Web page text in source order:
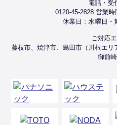
電話・受
0120-45-2828 営業
休業日：水曜日・
ご対応
藤枝市、焼津市、島田市（川根エリ
御前